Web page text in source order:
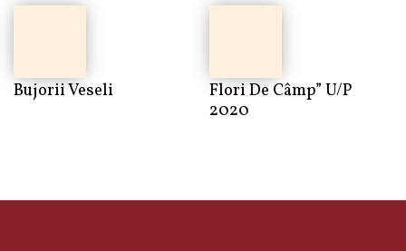
Bujorii Veseli
Flori De Câmp” U/p
2020